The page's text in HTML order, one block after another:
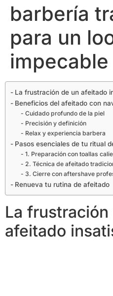
barbería
para un
impecable
La frustración de un afeitado
Beneficios del afeitado con
Cuidado profundo de la piel
Precisión y definición
Relax y experiencia barbera
Pasos esenciales de tu ritual
1. Preparación con toallas
2. Técnica de afeitado
3. Cierre con aftershave
Renueva tu rutina de afeitado
La frustración
afeitado